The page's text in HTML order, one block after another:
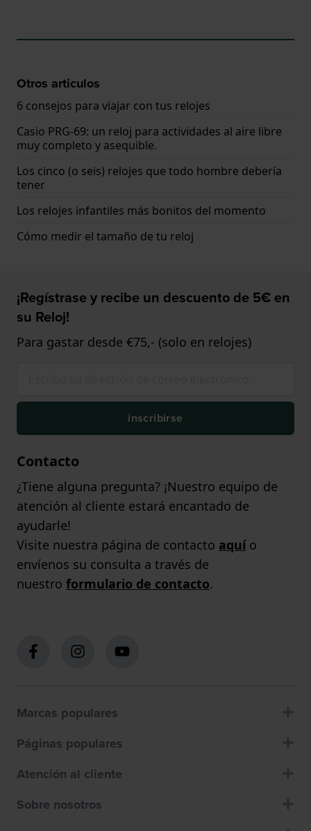
Otros articulos
6 consejos para viajar con tus relojes
Casio PRG-69: un reloj para actividades al aire libre
muy completo y asequible.
Los cinco (o seis) relojes que todo hombre debería
tener
Los relojes infantiles más bonitos del momento
Cómo medir el tamaño de tu reloj
¡Regístrase y recibe un descuento de 5€ en
su Reloj!
Para gastar desde €75,- (solo en relojes)
inscribirse
Contacto
¿Tiene alguna pregunta? ¡Nuestro equipo de
atención al cliente estará encantado de
ayudarle!
Visite nuestra página de contacto aquío
envíenos su consulta a través de
nuestro formulario de contacto.
Marcas populares
Páginas populares
Atención al cliente
Sobre nosotros